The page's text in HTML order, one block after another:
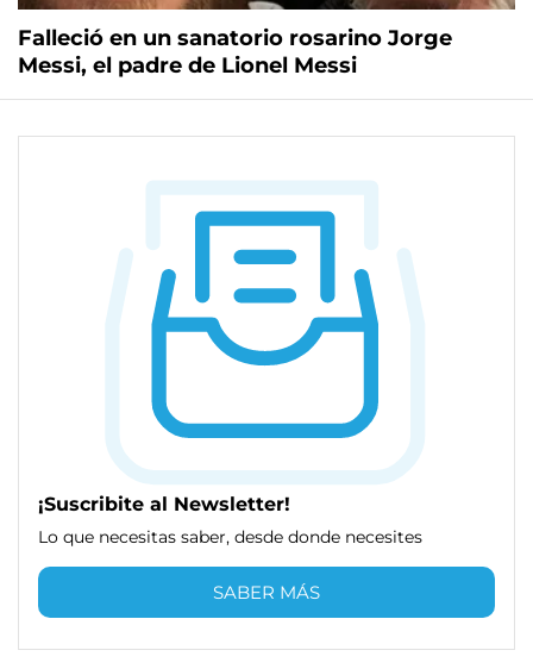
Falleció en un sanatorio rosarino Jorge
Messi, el padre de Lionel Messi
¡Suscribite al Newsletter!
Lo que necesitas saber, desde donde necesites
SABER MÁS